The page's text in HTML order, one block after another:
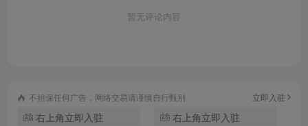
暂无评论内容
不担保任何广告，网络交易请谨慎自行甄别 立即入驻
右上角立即入驻 右上角立即入驻